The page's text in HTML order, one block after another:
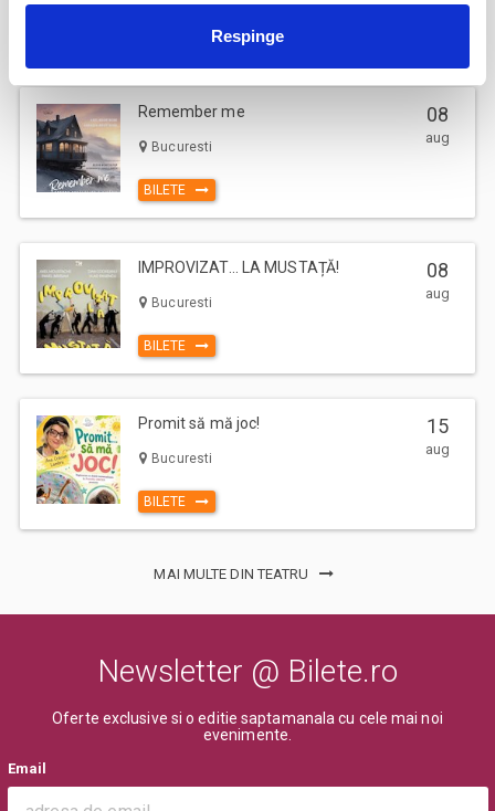
Respinge
Remember me
Bucuresti
BILETE
08
aug
IMPROVIZAT... LA MUSTAȚĂ!
Bucuresti
BILETE
08
aug
Promit să mă joc!
Bucuresti
BILETE
15
aug
MAI MULTE DIN TEATRU
Newsletter @ Bilete.ro
Oferte exclusive si o editie saptamanala cu cele mai noi
evenimente.
Email